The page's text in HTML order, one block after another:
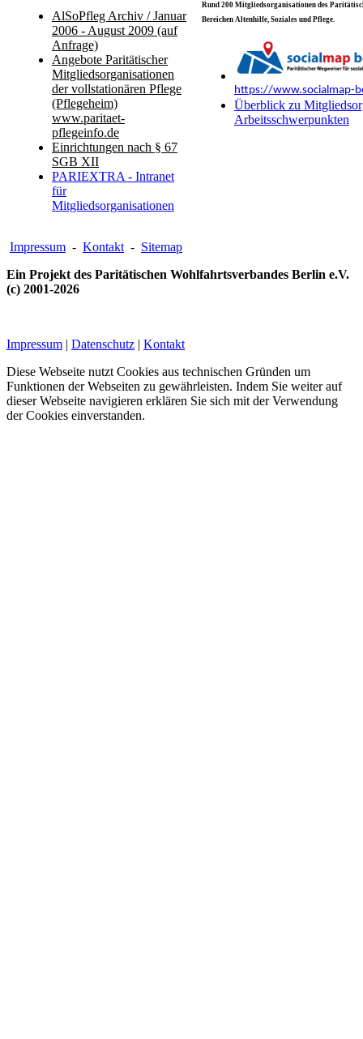
AlSoPfleg Archiv / Januar
2006 - August 2009 (auf
Anfrage)
Angebote Paritätischer
Mitgliedsorganisationen
der vollstationären Pflege
(Pflegeheim)
www.paritaet-
pflegeinfo.de
Einrichtungen nach § 67
SGB XII
PARIEXTRA - Intranet
für
Mitgliedsorganisationen
Rund 200 Mitgliedsorganisationen des
Bereichen Altenhilfe, Soziales und Pflege.
https://www.socialmap-
Überblick zu
Arbeitsschwerpunkten
Impressum - Kontakt - Sitemap
Ein Projekt des Paritätischen Wohlfahrtsverbandes Berlin e.V.
(c) 2001-2026
Impressum | Datenschutz | Kontakt
Diese Webseite nutzt Cookies aus technischen Gründen um
Funktionen der Webseiten zu gewährleisten. Indem Sie weiter auf
dieser Webseite navigieren erklären Sie sich mit der Verwendung
der Cookies einverstanden.